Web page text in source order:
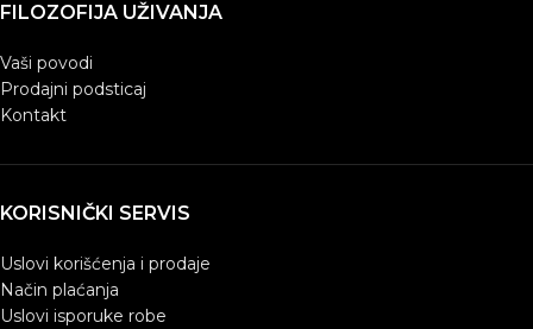
FILOZOFIJA UŽIVANJA
Vaši povodi
Prodajni podsticaj
Kontakt
KORISNIČKI SERVIS
Uslovi korišćenja i prodaje
Način plaćanja
Uslovi isporuke robe